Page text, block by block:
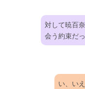
対して暁百
会う約束だ
い、い